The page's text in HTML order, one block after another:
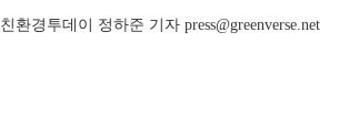
친환경투데이 정하준 기자 press@greenverse.net